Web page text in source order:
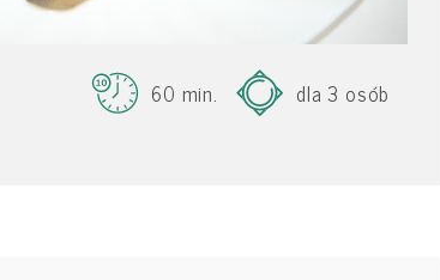
60 min. dla 3 osób